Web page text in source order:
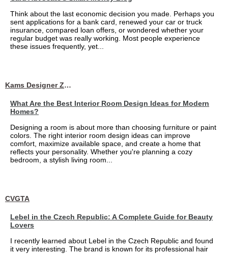
Think about the last economic decision you made. Perhaps you
sent applications for a bank card, renewed your car or truck
insurance, compared loan offers, or wondered whether your
regular budget was really working. Most people experience
these issues frequently, yet...
Kams Designer Zone
What Are the Best Interior Room Design Ideas for Modern
Homes?
Designing a room is about more than choosing furniture or paint
colors. The right interior room design ideas can improve
comfort, maximize available space, and create a home that
reflects your personality. Whether you're planning a cozy
bedroom, a stylish living room...
CVGTA
Lebel in the Czech Republic: A Complete Guide for Beauty
Lovers
I recently learned about Lebel in the Czech Republic and found
it very interesting. The brand is known for its professional hair